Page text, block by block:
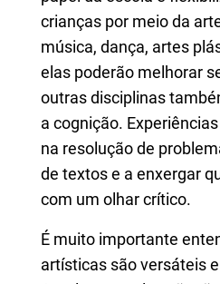
crianças por meio da
música, dança, artes
elas poderão melhorar
outras disciplinas
a cognição.
na resolução de
de textos e a enxergar
com um olhar crítico.
É muito importante
artísticas são versáteis